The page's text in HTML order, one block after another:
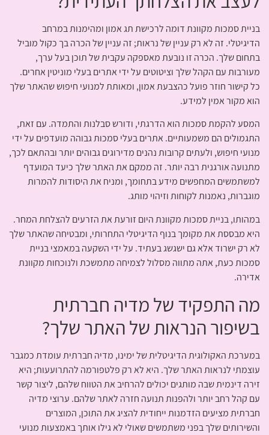
בניית סמכות מקוונת דומה לרכישת תג אמון ומהימנות במרחב
הדיגיטלי. זה לא רק עניין של נראות; זה עניין של הכרה בך כקול מוביל
בתחום שלך. הכרה זו נובעת מאספקה עקבית של תוכן בעל ערך,
מעורבות עם הקהל שלך וציטוטים על ידי אתרים בעלי מוניטין אחרים.
כל קישור חוזר פועל כהצבעת אמון, ומאותת למנועי חיפוש שהאתר שלך
הוא מקור אמין למידע.
המסע להקמת סמכות הוא הדרגתי, ודורש סבלנות והתמדה. עם זאת,
התגמולים הם משמעותיים. אתרים בעלי סמכות גבוהה מועדפים על ידי
מנועי חיפוש, ולעתים קרובות נהנים מדירוגים גבוהים יותר ובהתאם לכך,
מתנועה אורגנית רבה יותר. זה ממקם את האתר שלך כיעד המועדף
למשתמשים המחפשים מידע בתחומך, ומניח את היסודות להמרות
מוגברות, נאמנות לקוחות וזיהוי מותג.
במהותו, בניית סמכות מקוונת היום זורעת את הזרעים להצלחת המחר.
היא מבססת את מקומך בנוף הדיגיטלי התחרותי, ומבטיחה שהאתר שלך
לא רק ישרוד אלא גם ישגשג בעתיד. על ידי השקעה במאמצי בניית
סמכות כעת, אתה מתווה מסלול לצמיחה מתמשכת ולנוכחות מקוונת
אדירה.
מה התפקיד של מדיה חברתית
בשיפור הנראות של האתר שלך?
במערכת האקולוגית הדיגיטלית של ימינו, מדיה חברתית עומדת כמגבר
עוצמתי לנראות האתר שלך. היא לא רק פלטפורמה להתרועעות; היא
זירה דינמית שבה מותגים יכולים להרחיב את הטווח שלהם, ליצור קשר
עם קהל רחב יותר ולהפנות תנועה חזרה לאתר שלהם. ערוצי מדיה
חברתית מציעים הזדמנות ייחודית להציג את התוכן, המוצרים
והשירותים שלך בפני משתמשים שאולי לא גילו אותך באמצעות מנועי